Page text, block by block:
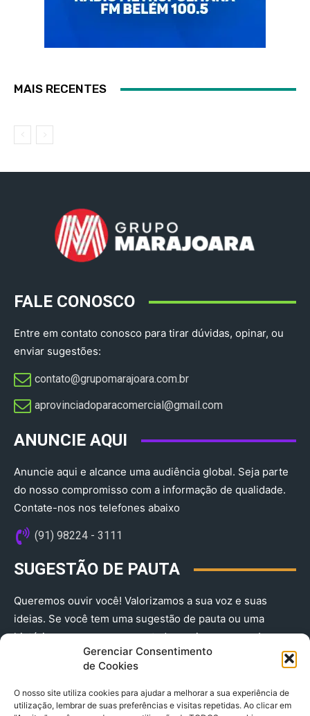
Gerenciar Consentimento
de Cookies
O nosso site utiliza cookies para ajudar a melhorar a sua experiência de
utilização, lembrar de suas preferências e visitas repetidas. Ao clicar em
MAIS RECENTES
FALE CONOSCO
Entre em contato conosco para tirar dúvidas, opinar, ou
enviar sugestões:
contato@grupomarajoara.com.br
aprovinciadoparacomercial@gmail.com​
ANUNCIE AQUI
Anuncie aqui e alcance uma audiência global. Seja parte
do nosso compromisso com a informação de qualidade.
Contate-nos nos telefones abaixo
(91) 98224 - 3111
SUGESTÃO DE PAUTA
Queremos ouvir você! Valorizamos a sua voz e suas
ideias. Se você tem uma sugestão de pauta ou uma
história que merece ser contada, envie-nos agora!
(91) 98224 - 3111